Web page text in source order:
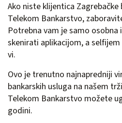
Ako niste klijentica
Telekom Bankarstvo,
Potrebna vam je samo osobna
skenirati aplikacijom, a
vi.
Ovo je trenutno najnapredniji
bankarskih usluga na našem
Telekom Bankarstvo možete
godini.